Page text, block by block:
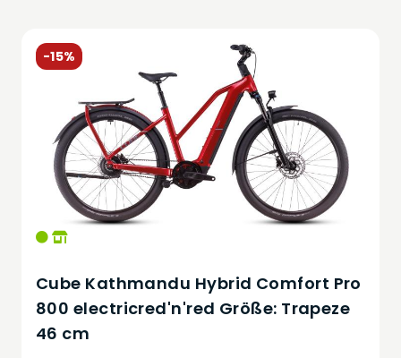
-15%
Cube Kathmandu Hybrid Comfort Pro
800 electricred'n'red Größe: Trapeze
46 cm